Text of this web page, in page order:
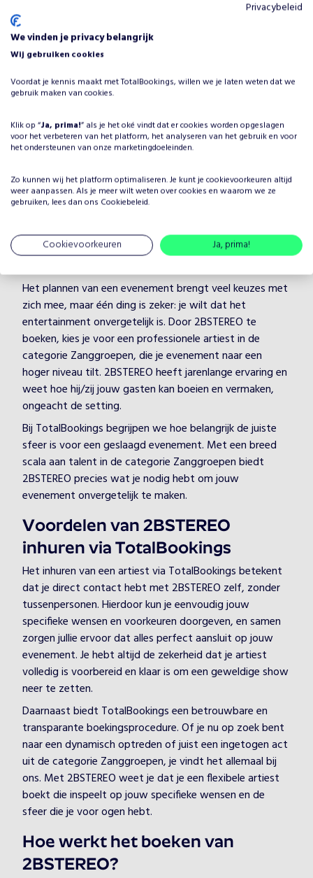
Mandy & Laura ‘The ABBA
Soundalikes’
Op aanvraag •Zanggroepen
Tribute
Waarom 2BSTEREO boeken voor
Het plannen van een evenement brengt veel keuzes met
zich mee, maar één ding is zeker: je wilt dat het
entertainment onvergetelijk is. Door 2BSTEREO te
boeken, kies je voor een professionele artiest in de
categorie Zanggroepen, die je evenement naar een
hoger niveau tilt. 2BSTEREO heeft jarenlange ervaring en
weet hoe hij/zij jouw gasten kan boeien en vermaken,
ongeacht de setting.
Bij TotalBookings begrijpen we hoe belangrijk de juiste
sfeer is voor een geslaagd evenement. Met een breed
scala aan talent in de categorie Zanggroepen biedt
2BSTEREO precies wat je nodig hebt om jouw
evenement onvergetelijk te maken.
Voordelen van 2BSTEREO
inhuren via TotalBookings
Het inhuren van een artiest via TotalBookings betekent
dat je direct contact hebt met 2BSTEREO zelf, zonder
tussenpersonen. Hierdoor kun je eenvoudig jouw
specifieke wensen en voorkeuren doorgeven, en samen
zorgen jullie ervoor dat alles perfect aansluit op jouw
evenement. Je hebt altijd de zekerheid dat je artiest
volledig is voorbereid en klaar is om een geweldige show
neer te zetten.
Daarnaast biedt TotalBookings een betrouwbare en
transparante boekingsprocedure. Of je nu op zoek bent
naar een dynamisch optreden of juist een ingetogen act
uit de categorie Zanggroepen, je vindt het allemaal bij
ons. Met 2BSTEREO weet je dat je een flexibele artiest
boekt die inspeelt op jouw specifieke wensen en de
sfeer die je voor ogen hebt.
Hoe werkt het boeken van
2BSTEREO?
Privacybeleid
We vinden je privacy belangrijk
Wij gebruiken cookies
Voordat je kennis maakt met TotalBookings, willen we je laten weten dat we
gebruik maken van cookies.
Klik op “Ja, prima!” als je het oké vindt dat er cookies worden opgeslagen
voor het verbeteren van het platform, het analyseren van het gebruik en voor
het ondersteunen van onze marketingdoeleinden.
Zo kunnen wij het platform optimaliseren. Je kunt je cookievoorkeuren altijd
weer aanpassen. Als je meer wilt weten over cookies en waarom we ze
gebruiken, lees dan ons Cookiebeleid.
Cookievoorkeuren Ja, prima!